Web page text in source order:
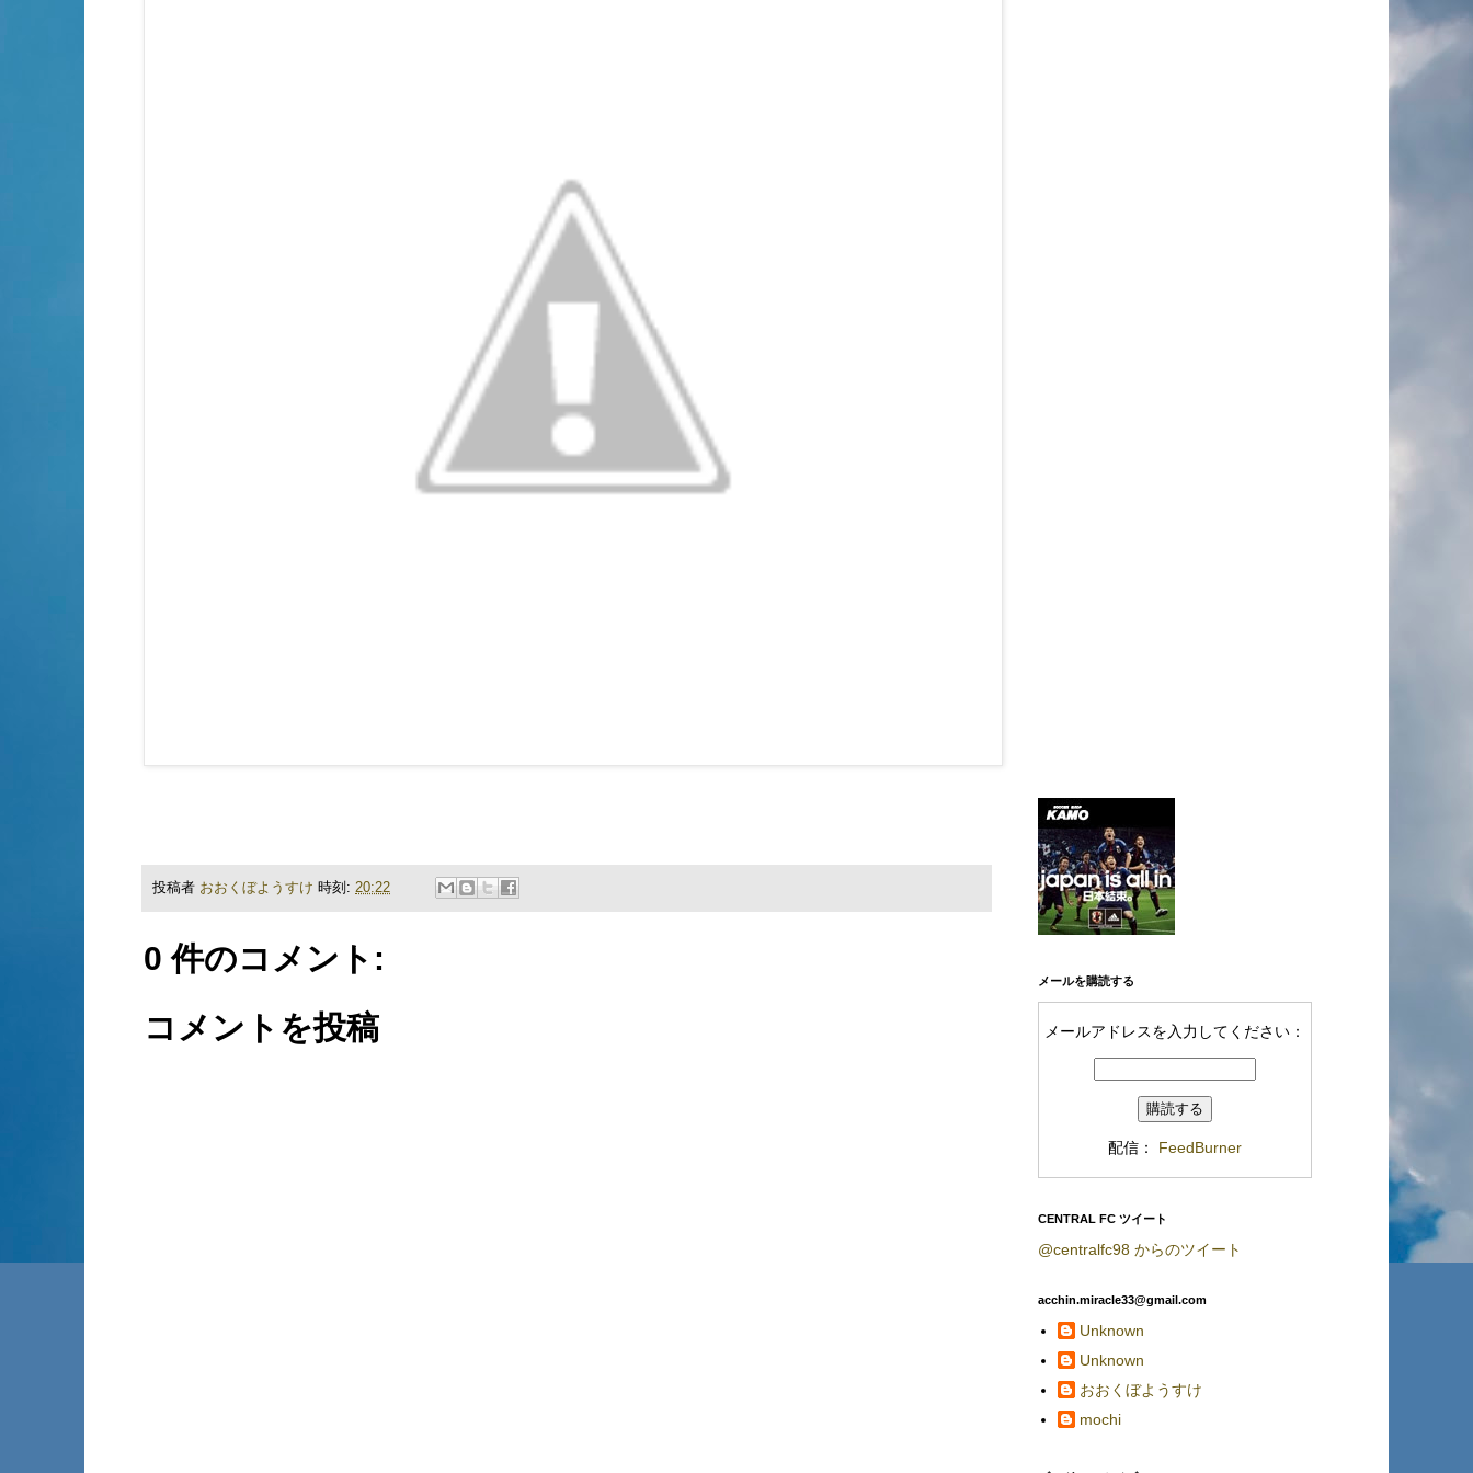
投稿者 おおくぼようすけ 時刻: 20:22
0 件のコメント:
コメントを投稿
メールを購読する
メールアドレスを入力してください：
配信： FeedBurner
CENTRAL FC ツイート
@centralfc98 からのツイート
acchin.miracle33@gmail.com
Unknown
Unknown
おおくぼようすけ
mochi